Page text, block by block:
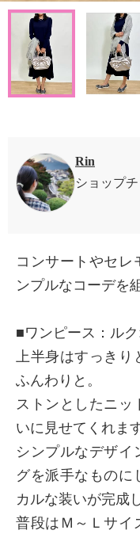
Rin
ショップ
コンサートやセレ
ンプルなコーデを
■ワンピース：ル
上半身はすっきり
ふんわりと。
ストンとしたニッ
いに見せてくれます
シンプルなデザイ
グを派手なものに
カルな装いが完成
普段はＭ～Ｌサイ